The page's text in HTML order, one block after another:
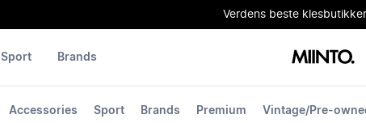
Verdens beste
Accessories Sport Brands Premium Vintage/Pre-
Sport Brands